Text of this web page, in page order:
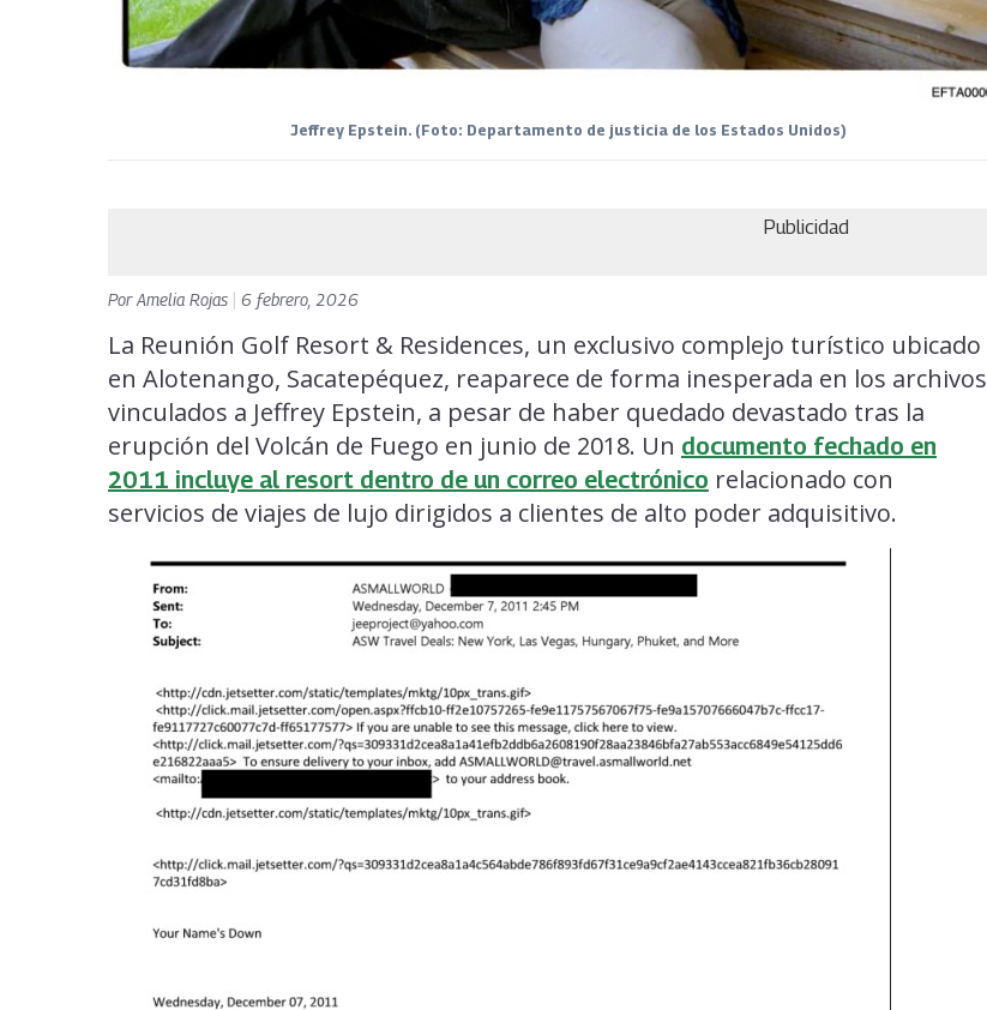
Jeffrey Epstein. (Foto: Departamento de justicia de los Estados Unidos)
Publicidad
PorAmelia Rojas 6 febrero, 2026
La Reunión Golf Resort & Residences, un exclusivo complejo turístico ubicado
en Alotenango, Sacatepéquez, reaparece de forma inesperada en los archivos
vinculados a Jeffrey Epstein, a pesar de haber quedado devastado tras la
erupción del Volcán de Fuego en junio de 2018. Un documento fechado en
2011 incluye al resort dentro de un correo electrónico relacionado con
servicios de viajes de lujo dirigidos a clientes de alto poder adquisitivo.